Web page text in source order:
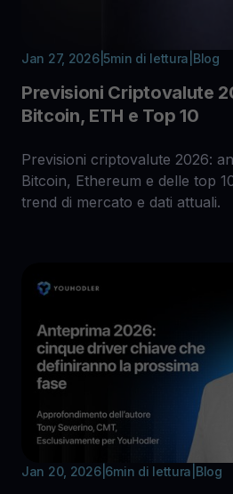
Jan 27, 2026| 5min di lettura Blog
Previsioni Criptovalute
Bitcoin, ETH e Top 10
Previsioni criptovalute 2026:
Bitcoin, Ethereum e delle top
trend di mercato e dati attuali.
Jan 20, 2026| 6min di lettura Blog